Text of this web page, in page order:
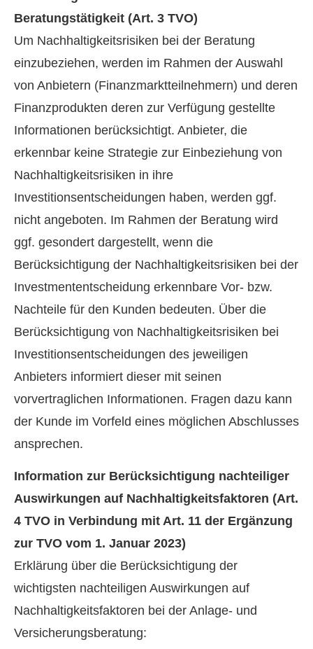
Beratungstätigkeit (Art. 3 TVO)
Um Nachhaltigkeitsrisiken bei der Beratung
einzubeziehen, werden im Rahmen der Auswahl
von Anbietern (Finanzmarktteilnehmern) und deren
Finanzprodukten deren zur Verfügung gestellte
Informationen berücksichtigt. Anbieter, die
erkennbar keine Strategie zur Einbeziehung von
Nachhaltigkeitsrisiken in ihre
Investitionsentscheidungen haben, werden ggf.
nicht angeboten. Im Rahmen der Beratung wird
ggf. gesondert dargestellt, wenn die
Berücksichtigung der Nachhaltigkeitsrisiken bei der
Investmententscheidung erkennbare Vor- bzw.
Nachteile für den Kunden bedeuten. Über die
Berücksichtigung von Nachhaltigkeitsrisiken bei
Investitionsentscheidungen des jeweiligen
Anbieters informiert dieser mit seinen
vorvertraglichen Informationen. Fragen dazu kann
der Kunde im Vorfeld eines möglichen Abschlusses
ansprechen.
Information zur Berücksichtigung nachteiliger
Auswirkungen auf Nachhaltigkeitsfaktoren (Art.
4 TVO in Verbindung mit Art. 11 der Ergänzung
zur TVO vom 1. Januar 2023)
Erklärung über die Berücksichtigung der
wichtigsten nachteiligen Auswirkungen auf
Nachhaltigkeitsfaktoren bei der Anlage- und
Versicherungsberatung: